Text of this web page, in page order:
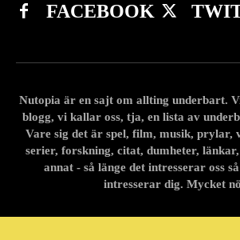
FACEBOOK
Nutopia är en sajt om allting underbart.
blogg, vi kallar oss, tja, en lista av
Vare sig det är spel, film, musik, prylar,
serier, forskning, citat, dumheter,
annat - så länge det intresserar oss
intresserar dig. Mycket